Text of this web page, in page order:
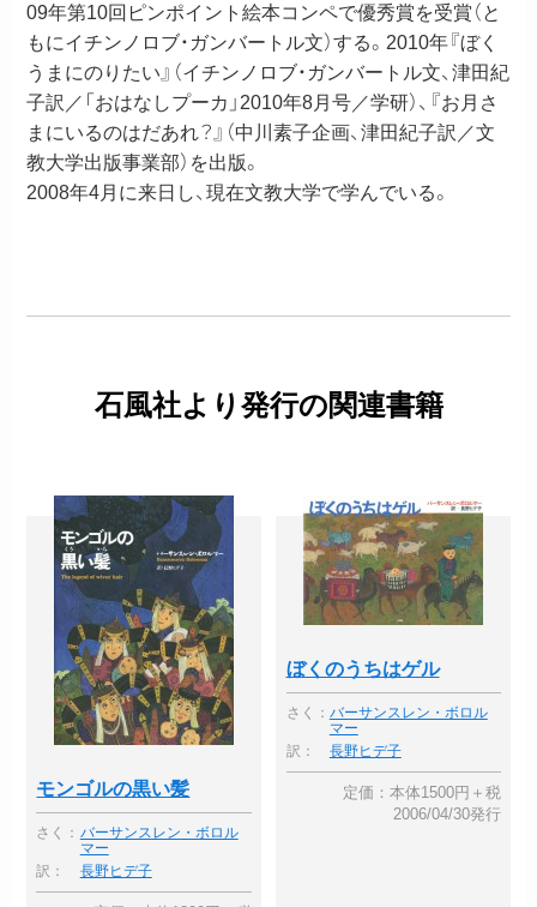
09年第10回ピンポイント絵本コンペで優秀賞を受賞（と
もにイチンノロブ・ガンバートル文）する。2010年『ぼく
うまにのりたい』（イチンノロブ・ガンバートル文、津田紀
子訳／「おはなしプーカ」2010年8月号／学研）、『お月さ
まにいるのはだあれ？』（中川素子企画、津田紀子訳／文
教大学出版事業部）を出版。
2008年4月に来日し、現在文教大学で学んでいる。
石風社より発行の関連書籍
モンゴルの黒い髪
さく： バーサンスレン・ボロル
マー
訳：
長野ヒデ子
ぼくのうちはゲル
さく： バーサンスレン・ボロル
マー
訳：
長野ヒデ子
定価：本体1500円＋税
2006/04/30発行